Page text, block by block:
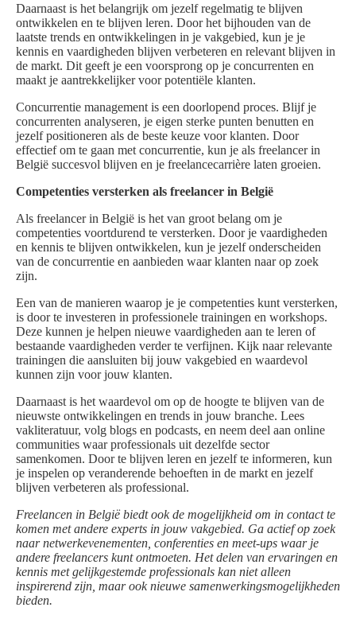
Daarnaast is het belangrijk om jezelf regelmatig te blijven
ontwikkelen en te blijven leren. Door het bijhouden van de
laatste trends en ontwikkelingen in je vakgebied, kun je je
kennis en vaardigheden blijven verbeteren en relevant blijven in
de markt. Dit geeft je een voorsprong op je concurrenten en
maakt je aantrekkelijker voor potentiële klanten.
Concurrentie management is een doorlopend proces. Blijf je
concurrenten analyseren, je eigen sterke punten benutten en
jezelf positioneren als de beste keuze voor klanten. Door
effectief om te gaan met concurrentie, kun je als freelancer in
België succesvol blijven en je freelancecarrière laten groeien.
Competenties versterken als freelancer in België
Als freelancer in België is het van groot belang om je
competenties voortdurend te versterken. Door je vaardigheden
en kennis te blijven ontwikkelen, kun je jezelf onderscheiden
van de concurrentie en aanbieden waar klanten naar op zoek
zijn.
Een van de manieren waarop je je competenties kunt versterken,
is door te investeren in professionele trainingen en workshops.
Deze kunnen je helpen nieuwe vaardigheden aan te leren of
bestaande vaardigheden verder te verfijnen. Kijk naar relevante
trainingen die aansluiten bij jouw vakgebied en waardevol
kunnen zijn voor jouw klanten.
Daarnaast is het waardevol om op de hoogte te blijven van de
nieuwste ontwikkelingen en trends in jouw branche. Lees
vakliteratuur, volg blogs en podcasts, en neem deel aan online
communities waar professionals uit dezelfde sector
samenkomen. Door te blijven leren en jezelf te informeren, kun
je inspelen op veranderende behoeften in de markt en jezelf
blijven verbeteren als professional.
Freelancen in België biedt ook de mogelijkheid om in contact te
komen met andere experts in jouw vakgebied. Ga actief op zoek
naar netwerkevenementen, conferenties en meet-ups waar je
andere freelancers kunt ontmoeten. Het delen van ervaringen en
kennis met gelijkgestemde professionals kan niet alleen
inspirerend zijn, maar ook nieuwe samenwerkingsmogelijkheden
bieden.